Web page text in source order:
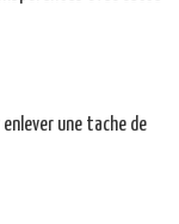
une tache de